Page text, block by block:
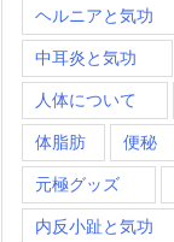
ヘルニアと気功
中耳炎と気功
人体について
体脂肪 便秘
元極グッズ
内反小趾と気功